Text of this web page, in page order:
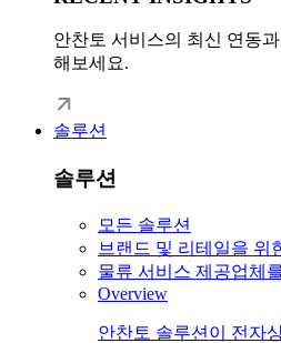
안찬토 서비스의 최신 연동
해보세요.
솔루션
솔루션
모든 솔루션
브랜드 및 리테일을 위
물류 서비스 제공업체
Overview
안찬토 솔루션이 전자